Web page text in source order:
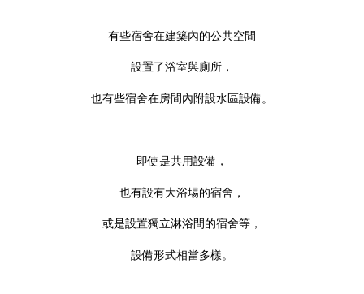
有些宿舍在建築內的公共空間
設置了浴室與廁所，
也有些宿舍在房間內附設水區設備。
即使是共用設備，
也有設有大浴場的宿舍，
或是設置獨立淋浴間的宿舍等，
設備形式相當多樣。